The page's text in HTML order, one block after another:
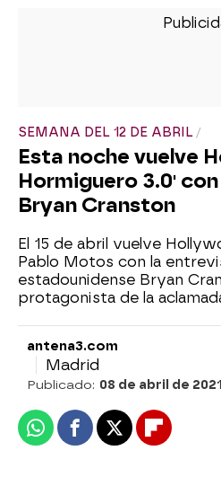
SEMANA DEL 12 DE ABRIL
Esta noche vuelve
Hormiguero 3.0'
Bryan Cranston
El 15 de abril vuelve
Pablo Motos con la
estadounidense Bryan
protagonista de la
antena3.com
Madrid
Publicado: 08 de abril de
WhatsappFacebook
X Flipboard